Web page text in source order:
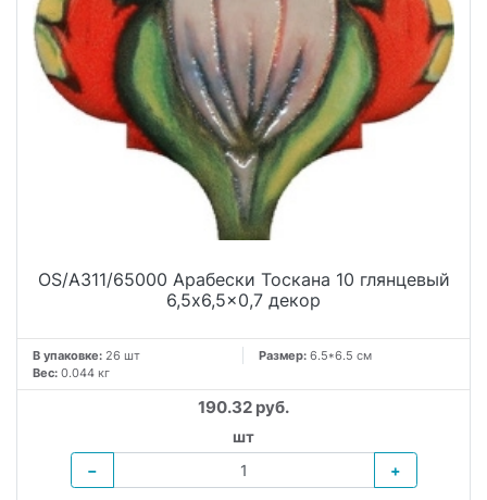
OS/A311/65000 Арабески Тоскана 10 глянцевый
6,5x6,5x0,7 декор
В упаковке: 26 шт Размер: 6.5*6.5 см
Вес: 0.044 кг
190.32 руб.
шт
−
+